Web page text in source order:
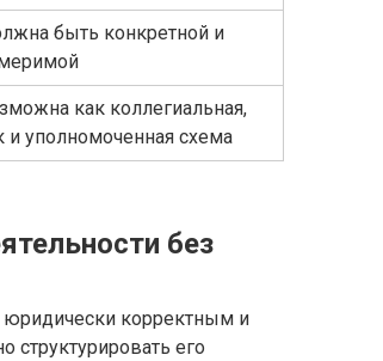
быть конкретной и
как коллегиальная,
и уполномоченная схема
без
юридически корректным и
структурировать его